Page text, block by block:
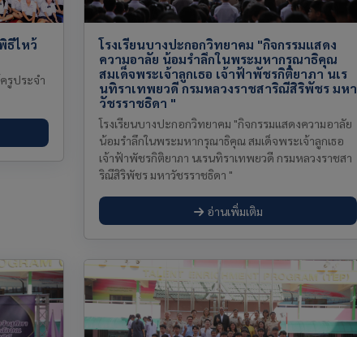
ธีไหว้
รูประจำ
โรงเรียนบางปะกอกวิทยาคม "กิจกรรมแสดง
ความอาลัย น้อมรำลึกในพระมหากรุณาธิคุณ
สมเด็จพระเจ้าลูกเธอ เจ้าฟ้าพัชรกิติยาภา นเร
นทิราเทพยวดี กรมหลวงราชสาริณีสิริพัชร มหา
วัชรราชธิดา "
โรงเรียนบางปะกอกวิทยาคม "กิจกรรมแสดงความอาลัย
น้อมรำลึกในพระมหากรุณาธิคุณ สมเด็จพระเจ้าลูกเธอ
เจ้าฟ้าพัชรกิติยาภา นเรนทิราเทพยวดี กรมหลวงราชสา
ริณีสิริพัชร มหาวัชรราชธิดา "
อ่านเพิ่มเติม